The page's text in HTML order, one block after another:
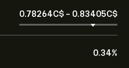
0.78264‎C$‎ - 0.83405‎C$‎
0.34%